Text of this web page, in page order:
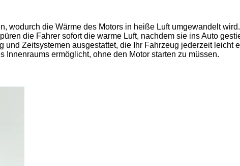
wodurch die Wärme des Motors in heiße Luft umgewandelt
die Fahrer sofort die warme Luft, nachdem sie ins Auto
Zeitsystemen ausgestattet, die Ihr Fahrzeug jederzeit leicht
ermöglicht, ohne den Motor starten zu müssen.